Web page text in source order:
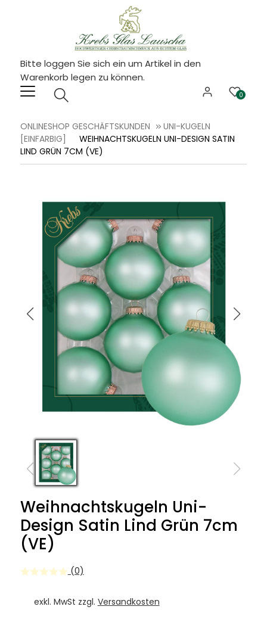
Bitte loggen Sie sich ein um Artikel in den
Warenkorb legen zu können.
0
ONLINESHOP GESCHÄFTSKUNDEN
UNI-KUGELN
[EINFARBIG]
WEIHNACHTSKUGELN UNI-DESIGN SATIN
LIND GRÜN 7CM (VE)
Weihnachtskugeln Uni-
Design Satin Lind Grün 7cm
(VE)
(0)
exkl. MwSt zzgl. Versandkosten